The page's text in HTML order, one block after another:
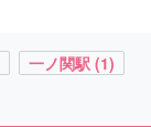
一ノ関駅 (1)